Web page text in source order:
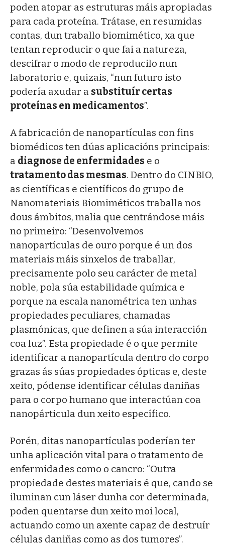
poden atopar as estruturas máis apropiadas
para cada proteína. Trátase, en resumidas
contas, dun traballo biomimético, xa que
tentan reproducir o que fai a natureza,
descifrar o modo de reproducilo nun
laboratorio e, quizais, “nun futuro isto
podería axudar a substituír certas
proteínas en medicamentos”.
A fabricación de nanopartículas con fins
biomédicos ten dúas aplicacións principais:
a diagnose de enfermidades e o
tratamento das mesmas. Dentro do CINBIO,
as científicas e científicos do grupo de
Nanomateriais Biomiméticos traballa nos
dous ámbitos, malia que centrándose máis
no primeiro: “Desenvolvemos
nanopartículas de ouro porque é un dos
materiais máis sinxelos de traballar,
precisamente polo seu carácter de metal
noble, pola súa estabilidade química e
porque na escala nanométrica ten unhas
propiedades peculiares, chamadas
plasmónicas, que definen a súa interacción
coa luz”. Esta propiedade é o que permite
identificar a nanopartícula dentro do corpo
grazas ás súas propiedades ópticas e, deste
xeito, pódense identificar células daniñas
para o corpo humano que interactúan coa
nanopárticula dun xeito específico.
Porén, ditas nanopartículas poderían ter
unha aplicación vital para o tratamento de
enfermidades como o cancro: “Outra
propiedade destes materiais é que, cando se
iluminan cun láser dunha cor determinada,
poden quentarse dun xeito moi local,
actuando como un axente capaz de destruír
células daniñas como as dos tumores”.